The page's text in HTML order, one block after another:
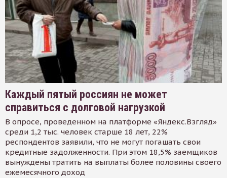
Каждый пятый россиян не может
справиться с долговой нагрузкой
В опросе, проведенном на платформе «Яндекс.Взгляд»
среди 1,2 тыс. человек старше 18 лет, 22%
респондентов заявили, что не могут погашать свои
кредитные задолженности. При этом 18,5% заемщиков
вынуждены тратить на выплаты более половины своего
ежемесячного доход